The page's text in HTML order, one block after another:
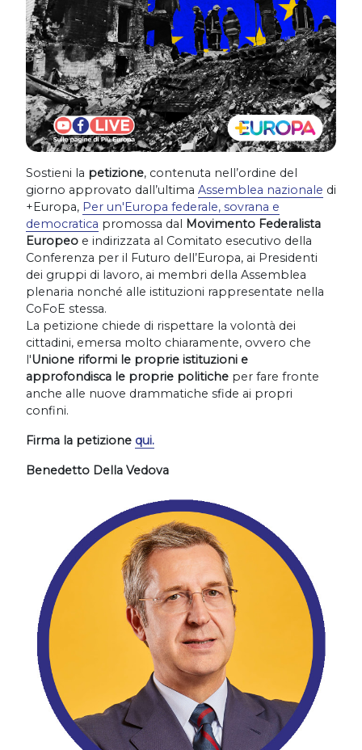
Sostieni la petizione, contenuta nell’ordine del
giorno approvato dall’ultima Assemblea nazionale di
+Europa, Per un'Europa federale, sovrana e
democratica promossa dal Movimento Federalista
Europeo e indirizzata al Comitato esecutivo della
Conferenza per il Futuro dell’Europa, ai Presidenti
dei gruppi di lavoro, ai membri della Assemblea
plenaria nonché alle istituzioni rappresentate nella
CoFoE stessa.
La petizione chiede di rispettare la volontà dei
cittadini, emersa molto chiaramente, ovvero che
l'Unione riformi le proprie istituzioni e
approfondisca le proprie politiche per fare fronte
anche alle nuove drammatiche sfide ai propri
confini.
Firma la petizione qui.
Benedetto Della Vedova